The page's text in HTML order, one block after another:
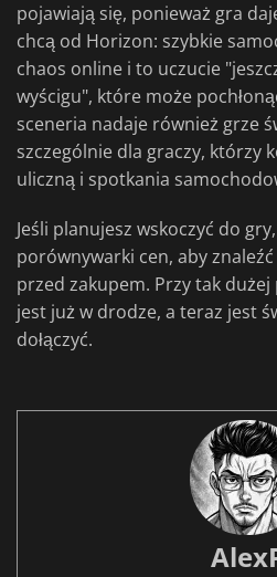
pojawiają się, ponieważ gra
chcą od Horizon: szybkie
chaos online i to uczucie
wyścigu", które może
sceneria nadaje również grze
szczególnie dla graczy, którzy
uliczną i spotkania
Jeśli planujesz wskoczyć do
porównywarki cen, aby znaleźć
przed zakupem. Przy tak
jest już w drodze, a teraz jest
dołączyć.